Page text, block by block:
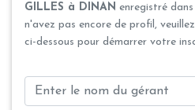
GILLES à DINAN enregistré
n'avez pas encore de profil,
ci-dessous pour démarrer votre